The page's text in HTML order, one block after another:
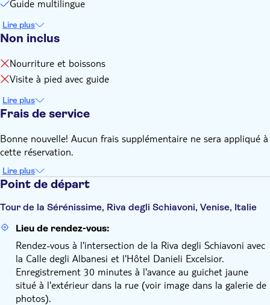
Guide multilingue
Lire plus
Non inclus
Nourriture et boissons
Visite à pied avec guide
Lire plus
Frais de service
Bonne nouvelle! Aucun frais supplémentaire ne sera appliqué à
cette réservation.
Lire plus
Point de départ
Tour de la Sérénissime, Riva degli Schiavoni, Venise, Italie
Lieu de rendez-vous:
Rendez-vous à l'intersection de la Riva degli Schiavoni avec
la Calle degli Albanesi et l'Hôtel Danieli Excelsior.
Enregistrement 30 minutes à l'avance au guichet jaune
situé à l'extérieur dans la rue (voir image dans la galerie de
photos).